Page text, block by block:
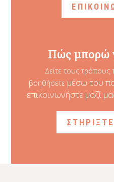
Πώς μπορώ
Δείτε τους
βοηθήσετε μέσω του
επικοινωνήστε μαζί